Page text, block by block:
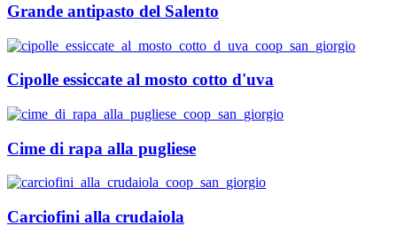
Grande antipasto del Salento
Cipolle essiccate al mosto cotto d'uva
Cime di rapa alla pugliese
Carciofini alla crudaiola